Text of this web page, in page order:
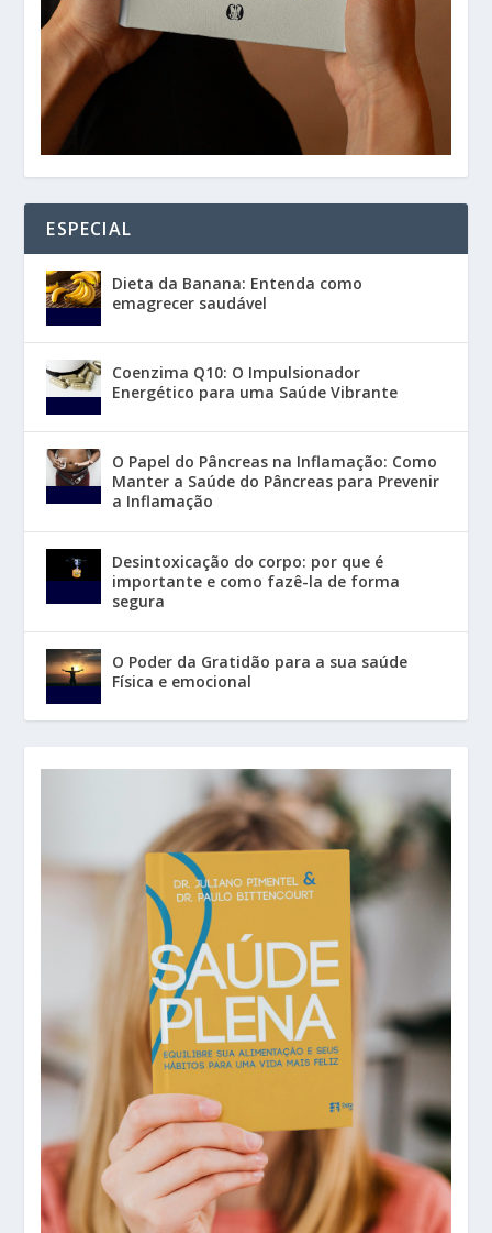
ESPECIAL
Dieta da Banana: Entenda como
emagrecer saudável
Coenzima Q10: O Impulsionador
Energético para uma Saúde Vibrante
O Papel do Pâncreas na Inflamação: Como
Manter a Saúde do Pâncreas para Prevenir
a Inflamação
Desintoxicação do corpo: por que é
importante e como fazê-la de forma
segura
O Poder da Gratidão para a sua saúde
Física e emocional